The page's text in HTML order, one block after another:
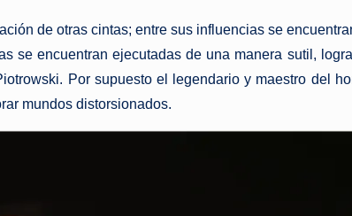
de otras cintas; entre sus influencias se
se encuentran ejecutadas de una manera sutil,
Por supuesto el legendario y maestro del
mundos distorsionados.